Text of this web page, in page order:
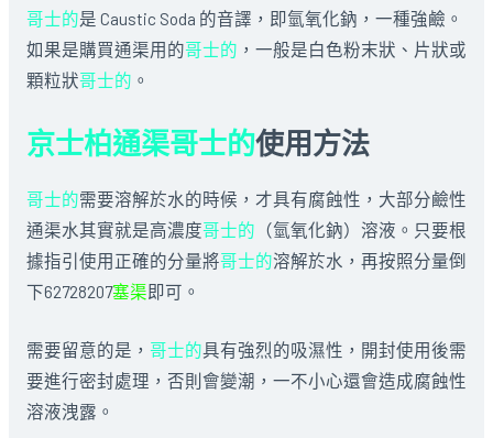
哥士的是 Caustic Soda 的音譯，即氫氧化鈉，一種強鹼。
如果是購買通渠用的哥士的 ，一般是白色粉末狀、片狀或
顆粒狀哥士的 。
京士柏通渠哥士的使用方法
哥士的需要溶解於水的時候，才具有腐蝕性，大部分鹼性
通渠水其實就是高濃度哥士的 （氫氧化鈉）溶液。只要根
據指引使用正確的分量將哥士的溶解於水，再按照分量倒
下62728207塞渠即可。
需要留意的是， 哥士的具有強烈的吸濕性，開封使用後需
要進行密封處理，否則會變潮，一不小心還會造成腐蝕性
溶液洩露。